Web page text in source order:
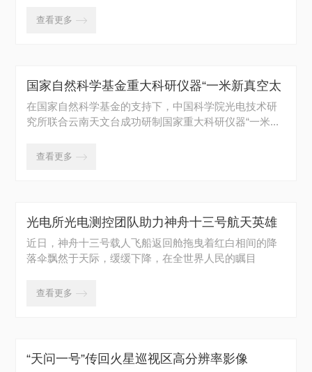
查看更多 
国家自然科学基金重大科研仪器“一米新真空太
阳望远镜多层共轭自适应光学系统”研制成功并
投入使用
在国家自然科学基金的支持下，中国科学院光电技术研
究所联合云南天文台成功研制国家重大科研仪器“一米...
查看更多 
光电所光电测控团队助力神舟十三号航天英雄
凯旋
近日，神舟十三号载人飞船返回舱拖曳着红白相间的降
落伞飘然于天际，缓缓下降，在全世界人民的瞩目
查看更多 
“天问一号”传回火星巡视区高分辨率影像